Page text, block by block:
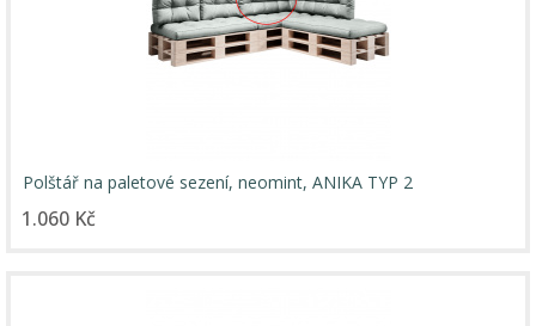
Polštář na paletové sezení, neomint, ANIKA TYP 2
1.060 Kč